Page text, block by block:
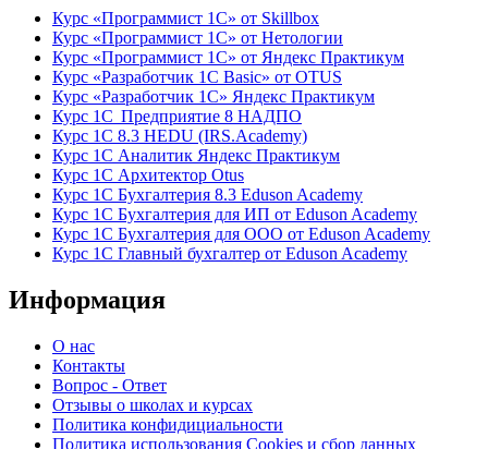
Курс «Программист 1С» от Skillbox
Курс «Программист 1С» от Нетологии
Курс «Программист 1С» от Яндекс Практикум
Курс «Разработчик 1С Basic» от OTUS
Курс «Разработчик 1С» Яндекс Практикум
Курс 1С Предприятие 8 НАДПО
Курс 1С 8.3 HEDU (IRS.Academy)
Курс 1С Аналитик Яндекс Практикум
Курс 1С Архитектор Otus
Курс 1С Бухгалтерия 8.3 Eduson Academy
Курс 1С Бухгалтерия для ИП от Eduson Academy
Курс 1С Бухгалтерия для ООО от Eduson Academy
Курс 1С Главный бухгалтер от Eduson Academy
Информация
О нас
Контакты
Вопрос - Ответ
Отзывы о школах и курсах
Политика конфидициальности
Политика использования Cookies и сбор данных